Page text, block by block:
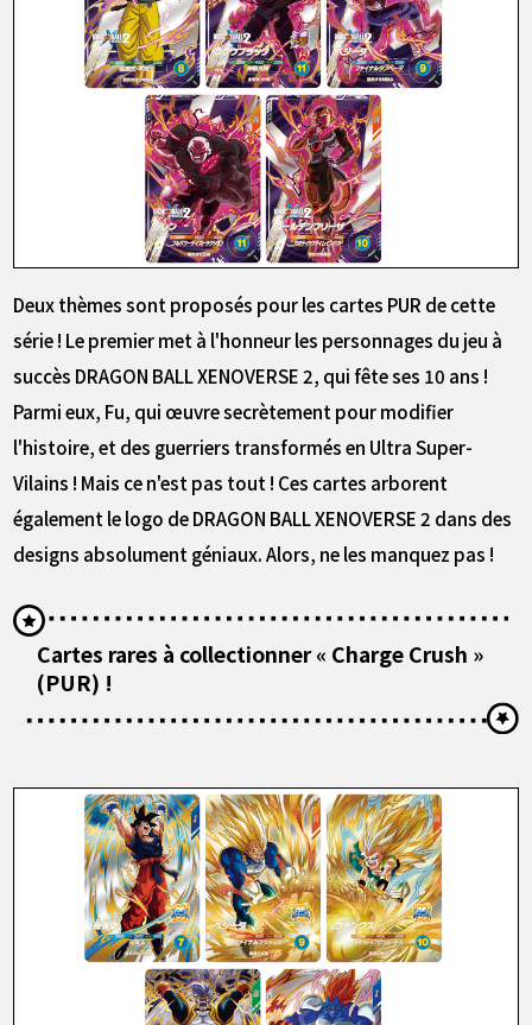
Deux thèmes sont proposés pour les cartes PUR de cette
série ! Le premier met à l'honneur les personnages du jeu à
succès DRAGON BALL XENOVERSE 2, qui fête ses 10 ans !
Parmi eux, Fu, qui œuvre secrètement pour modifier
l'histoire, et des guerriers transformés en Ultra Super-
Vilains ! Mais ce n'est pas tout ! Ces cartes arborent
également le logo de DRAGON BALL XENOVERSE 2 dans des
designs absolument géniaux. Alors, ne les manquez pas !
Cartes rares à collectionner « Charge Crush »
(PUR) !